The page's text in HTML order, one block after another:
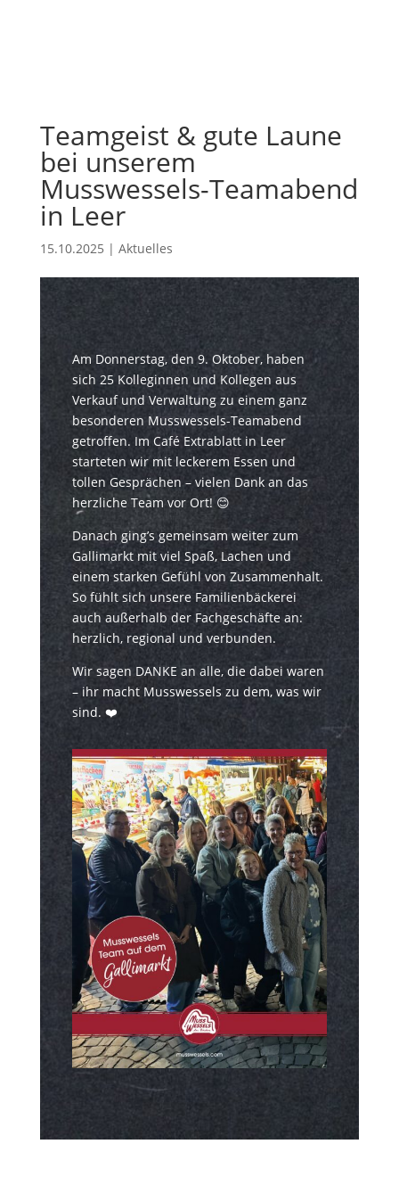
Teamgeist & gute Laune
bei unserem
Musswessels-Teamabend
in Leer
15.10.2025 | Aktuelles
Am Donnerstag, den 9. Oktober, haben
sich 25 Kolleginnen und Kollegen aus
Verkauf und Verwaltung zu einem ganz
besonderen Musswessels-Teamabend
getroffen. Im Café Extrablatt in Leer
starteten wir mit leckerem Essen und
tollen Gesprächen – vielen Dank an das
herzliche Team vor Ort! 😊
Danach ging’s gemeinsam weiter zum
Gallimarkt mit viel Spaß, Lachen und
einem starken Gefühl von Zusammenhalt.
So fühlt sich unsere Familienbäckerei
auch außerhalb der Fachgeschäfte an:
herzlich, regional und verbunden.
Wir sagen DANKE an alle, die dabei waren
– ihr macht Musswessels zu dem, was wir
sind. ❤️